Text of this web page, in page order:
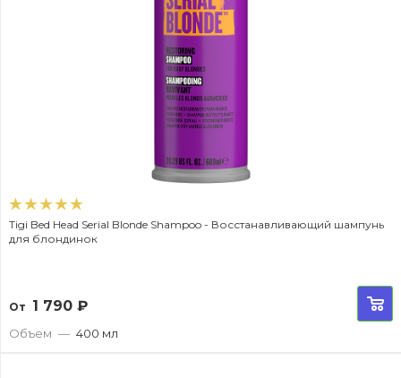
Tigi Bed Head Serial Blonde Shampoo - Восстанавливающий шампунь
для блондинок
От 1 790 ₽
Объем — 400 мл